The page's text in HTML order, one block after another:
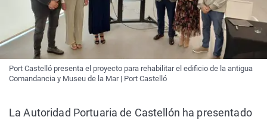
Port Castelló presenta el proyecto para rehabilitar el edificio de la antigua
Comandancia y Museu de la Mar | Port Castelló
La Autoridad Portuaria de Castellón ha presentado